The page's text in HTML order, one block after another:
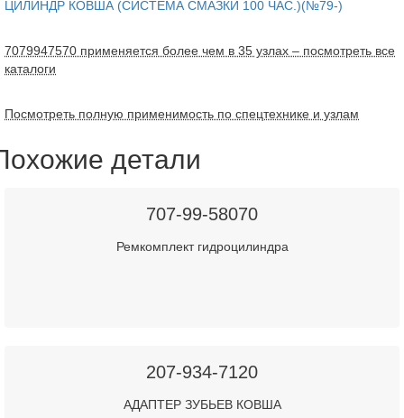
ЦИЛИНДР КОВША (СИСТЕМА СМАЗКИ 100 ЧАС.)(№79-)
7079947570 применяется более чем в 35 узлах – посмотреть все
каталоги
Посмотреть полную применимость по спецтехнике и узлам
детали
707-99-58070
Ремкомплект гидроцилиндра
207-934-7120
АДАПТЕР ЗУБЬЕВ КОВША